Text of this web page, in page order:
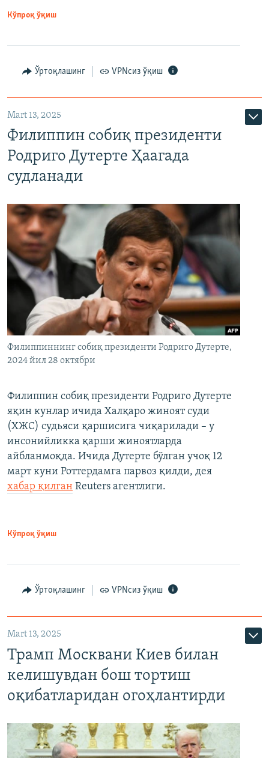
Кўпроқ ўқиш
Ўртоқлашинг VPNсиз ўқиш
Mart 13, 2025
Филиппин собиқ президенти
Родриго Дутерте Ҳаагада
судланади
Филиппиннинг собиқ президенти Родриго Дутерте,
2024 йил 28 октябри
Филиппин собиқ президенти Родриго Дутерте
яқин кунлар ичида Халқаро жиноят суди
(ХЖС) судьяси қаршисига чиқарилади – у
инсонийликка қарши жиноятларда
айбланмоқда. Ичида Дутерте бўлган учоқ 12
март куни Роттердамга парвоз қилди, дея
хабар қилган Reuters агентлиги.
Кўпроқ ўқиш
Ўртоқлашинг VPNсиз ўқиш
Mart 13, 2025
Трамп Москвани Киев билан
келишувдан бош тортиш
оқибатларидан огоҳлантирди